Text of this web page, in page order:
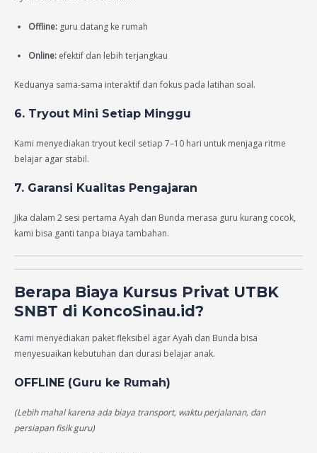
Offline: guru datang ke rumah
Online: efektif dan lebih terjangkau
Keduanya sama-sama interaktif dan fokus pada latihan soal.
6. Tryout Mini Setiap Minggu
Kami menyediakan tryout kecil setiap 7–10 hari untuk menjaga ritme
belajar agar stabil.
7. Garansi Kualitas Pengajaran
Jika dalam 2 sesi pertama Ayah dan Bunda merasa guru kurang cocok,
kami bisa ganti tanpa biaya tambahan.
Berapa Biaya Kursus Privat UTBK
SNBT di KoncoSinau.id?
Kami menyediakan paket fleksibel agar Ayah dan Bunda bisa
menyesuaikan kebutuhan dan durasi belajar anak.
OFFLINE (Guru ke Rumah)
(Lebih mahal karena ada biaya transport, waktu perjalanan, dan
persiapan fisik guru)